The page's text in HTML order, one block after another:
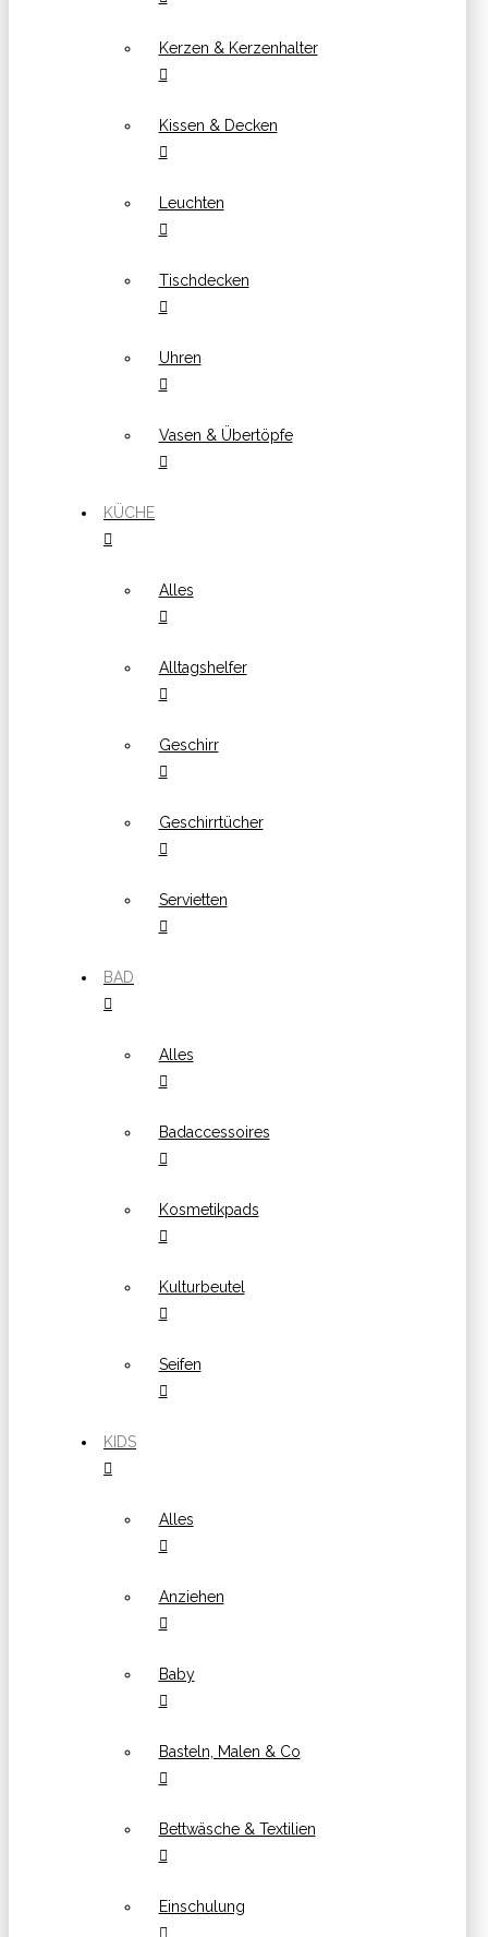
Kerzen & Kerzenhalter
Kissen & Decken
Leuchten
Tischdecken
Uhren
Vasen & Übertöpfe
KÜCHE
Alles
Alltagshelfer
Geschirr
Geschirrtücher
Servietten
BAD
Alles
Badaccessoires
Kosmetikpads
Kulturbeutel
Seifen
KIDS
Alles
Anziehen
Baby
Basteln, Malen & Co
Bettwäsche & Textilien
Einschulung